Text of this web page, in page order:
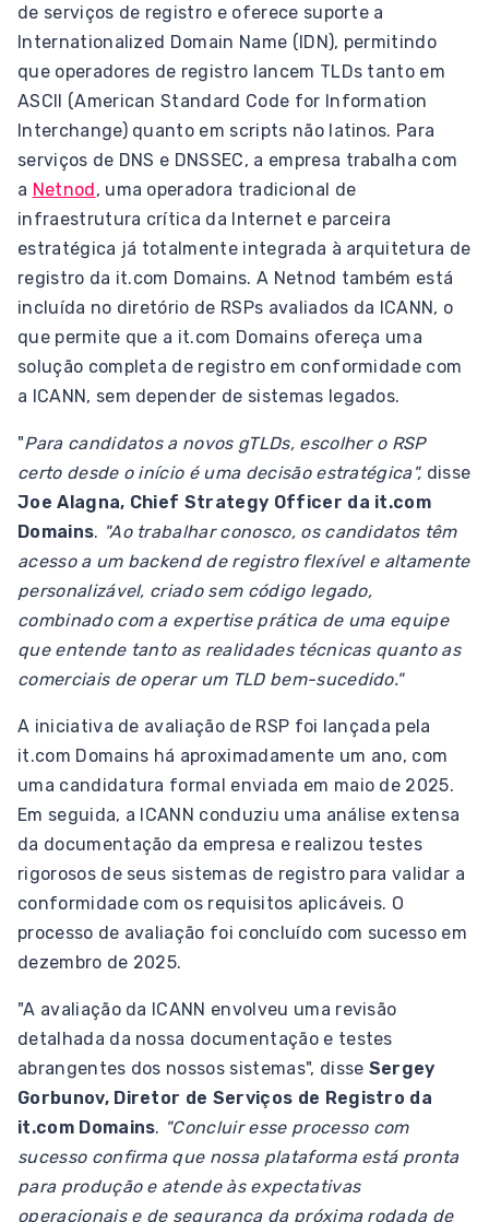
de serviços de registro e oferece suporte a
Internationalized Domain Name (IDN), permitindo
que operadores de registro lancem TLDs tanto em
ASCII (American Standard Code for Information
Interchange) quanto em scripts não latinos. Para
serviços de DNS e DNSSEC, a empresa trabalha com
a Netnod, uma operadora tradicional de
infraestrutura crítica da Internet e parceira
estratégica já totalmente integrada à arquitetura de
registro da it.com Domains. A Netnod também está
incluída no diretório de RSPs avaliados da ICANN, o
que permite que a it.com Domains ofereça uma
solução completa de registro em conformidade com
a ICANN, sem depender de sistemas legados.
"Para candidatos a novos gTLDs, escolher o RSP
certo desde o início é uma decisão estratégica", disse
Joe Alagna, Chief Strategy Officer da it.com
Domains. "Ao trabalhar conosco, os candidatos têm
acesso a um backend de registro flexível e altamente
personalizável, criado sem código legado,
combinado com a expertise prática de uma equipe
que entende tanto as realidades técnicas quanto as
comerciais de operar um TLD bem-sucedido."
A iniciativa de avaliação de RSP foi lançada pela
it.com Domains há aproximadamente um ano, com
uma candidatura formal enviada em maio de 2025.
Em seguida, a ICANN conduziu uma análise extensa
da documentação da empresa e realizou testes
rigorosos de seus sistemas de registro para validar a
conformidade com os requisitos aplicáveis. O
processo de avaliação foi concluído com sucesso em
dezembro de 2025.
"A avaliação da ICANN envolveu uma revisão
detalhada da nossa documentação e testes
abrangentes dos nossos sistemas", disse Sergey
Gorbunov, Diretor de Serviços de Registro da
it.com Domains. "Concluir esse processo com
sucesso confirma que nossa plataforma está pronta
para produção e atende às expectativas
operacionais e de segurança da próxima rodada de